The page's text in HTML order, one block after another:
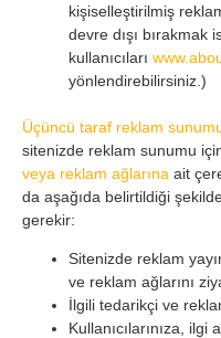
kişiselleştirilmiş
devre dışı bırakmak
kullanıcıları
yönlendirebilirsiniz.)
Üçüncü taraf reklam
sitenizde reklam sunumu
veya reklam ağlarına ait
da aşağıda belirtildiği
gerekir:
Sitenizde reklam
ve reklam ağlarını
İlgili tedarikçi ve
Kullanıcılarınıza,